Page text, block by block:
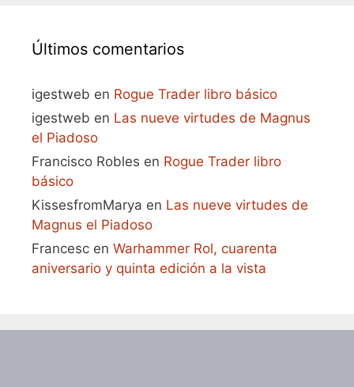
Últimos comentarios
igestweb en Rogue Trader libro básico
igestweb en Las nueve virtudes de Magnus
el Piadoso
Francisco Robles en Rogue Trader libro
básico
KissesfromMarya en Las nueve virtudes de
Magnus el Piadoso
Francesc en Warhammer Rol, cuarenta
aniversario y quinta edición a la vista